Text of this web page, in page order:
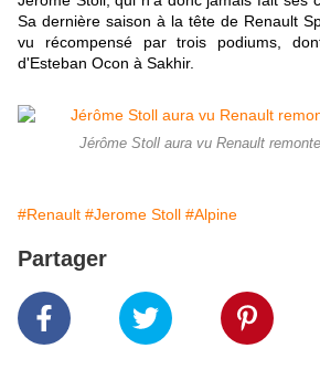
Sa dernière saison à la tête de Renault
vu récompensé par trois podiums,
d'Esteban Ocon à Sakhir.
Jérôme Stoll aura vu Renault
#Renault #Jerome Stoll #Alpine
Partager